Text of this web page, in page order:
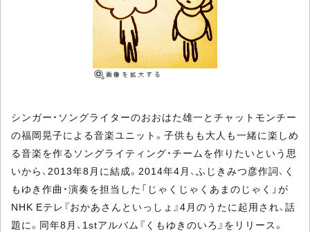
シンガー・ソングライターのおおはた雄一とチャットモンチー
の福岡晃子による音楽ユニット。子供もも大人も一緒に楽しめ
る音楽を作るソングライティング・チームを作りたいという思
いから、2013年8月に結成。2014年4月、ふじきみつ彦作詞、く
もゆき作曲・演奏を担当した「じゃくじゃくあまのじゃく」が
NHK Eテレ『おかあさんといっしょ』4月のうたに起用され、話
題に。同年8月、1stアルバム『くもゆきのいろ』をリリース。